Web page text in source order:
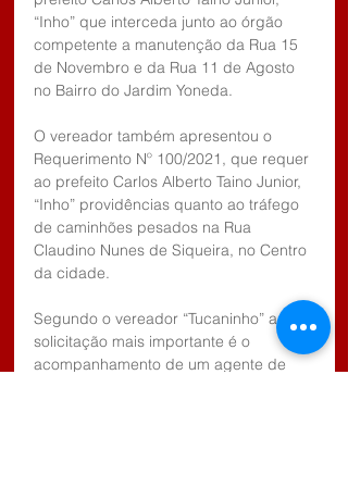
“Inho” que interceda junto ao órgão
competente a manutenção da Rua 15
de Novembro e da Rua 11 de Agosto
no Bairro do Jardim Yoneda.
O vereador também apresentou o
Requerimento Nº 100/2021, que requer
ao prefeito Carlos Alberto Taino Junior,
“Inho” providências quanto ao tráfego
de caminhões pesados na Rua
Claudino Nunes de Siqueira, no Centro
da cidade.
Segundo o vereador “Tucaninho” a
solicitação mais importante é o
acompanhamento de um agente de